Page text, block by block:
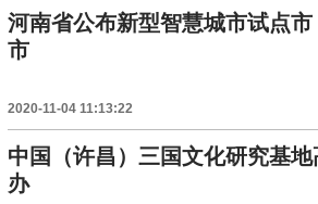
河南省公布新型智慧城市试点
市
2020-11-04 11:13:22
中国（许昌）三国文化研究基
办